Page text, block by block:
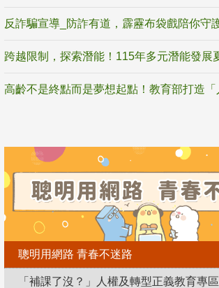
聰明用網路 青春不迷路
「補課了沒？」人權及轉型正義教育專區